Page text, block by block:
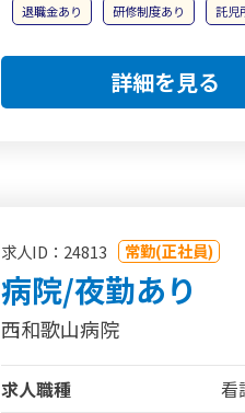
退職金あり 研修制度あり 託児
詳細を見る
求人ID：24813 常勤(正社員)
病院/夜勤あり
西和歌山病院
求人職種
看